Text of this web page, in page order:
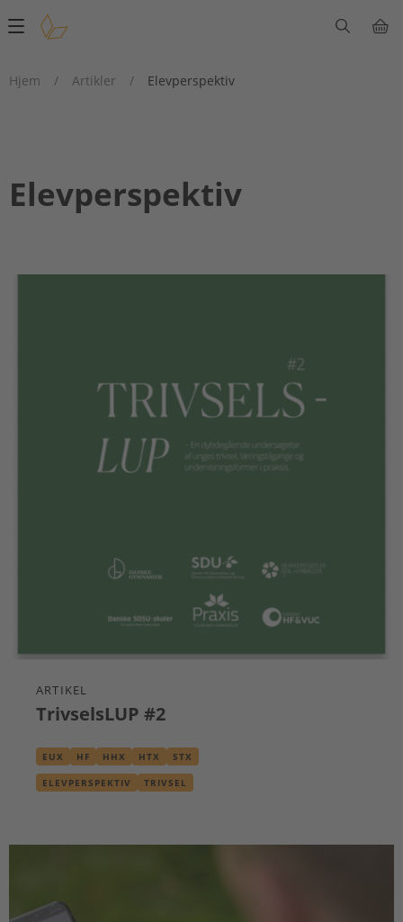
Main
Hjem
/ Artikler / Elevperspektiv
Elevperspektiv
ARTIKEL
TrivselsLUP #2
EUX HF HHX HTX STX
ELEVPERSPEKTIV TRIVSEL